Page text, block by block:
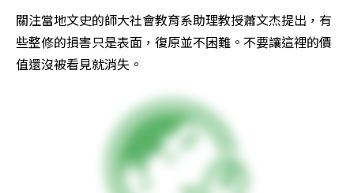
關注當地文史的師大社會教育系助理教授蕭文杰提出，有
些整修的損害只是表面，復原並不困難。不要讓這裡的價
值還沒被看見就消失。